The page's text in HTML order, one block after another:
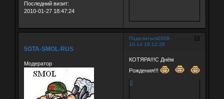
Последний визит:
2010-01-27 18:47:24
Поделиться 29
2009-
10-14 18:12:28
5GTA-SMOL-RUS
Модератор
КОТЯРА!!!С Днём
Рождения!!!
0